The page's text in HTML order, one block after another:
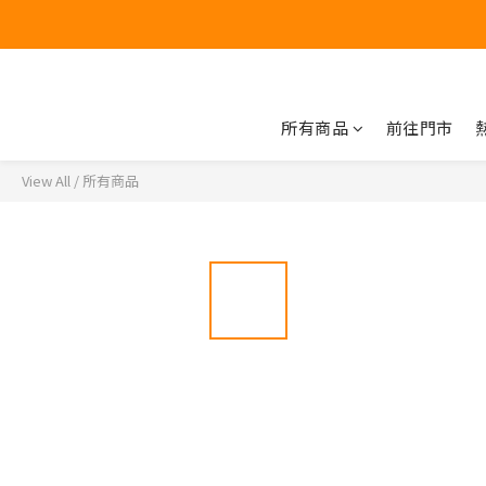
所有商品 前往門市
View All / 所有商品